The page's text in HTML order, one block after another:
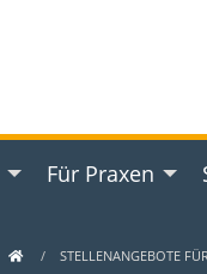
Für Praxen
STELLENANGEBOTE